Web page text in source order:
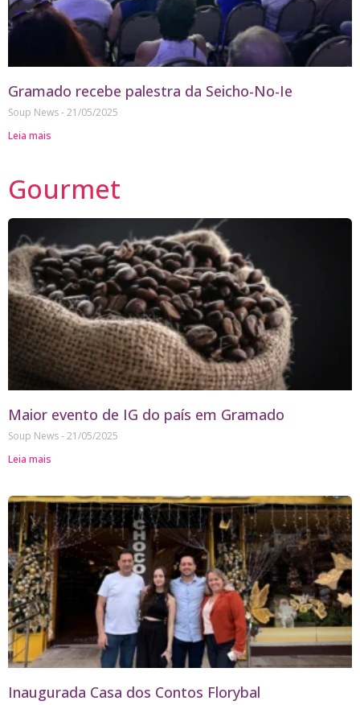
Gramado recebe palestra da Seicho-No-Ie
Soup News 21/05/2025
Leia mais
Gourmet
Maior evento de IG do país em Gramado
Soup News 21/05/2025
Leia mais
Inaugurada Casa dos Contos Florybal